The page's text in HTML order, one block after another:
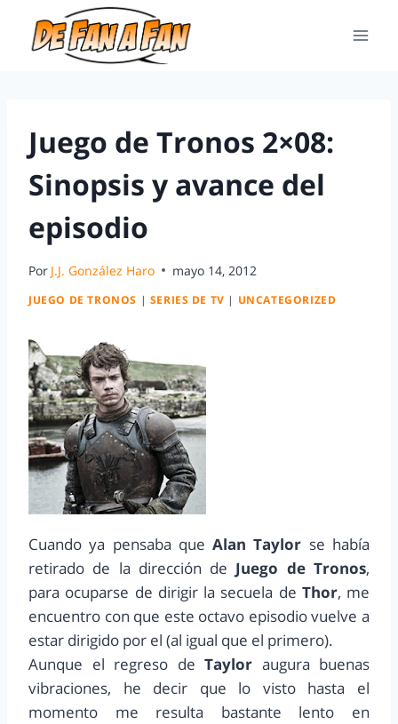
Juego de Tronos 2×08:
Sinopsis y avance del
episodio
Por J.J. González Haro mayo 14, 2012
JUEGO DE TRONOS | SERIES DE TV | UNCATEGORIZED
Cuando ya pensaba queAlan Taylor se había
retirado de la dirección de Juego de Tronos,
para ocuparse de dirigir la secuela de Thor, me
encuentro con que este octavo episodio vuelve a
estar dirigido por el (al igual que el primero).
Aunque el regreso de Taylor augura buenas
vibraciones, he decir que lo visto hasta el
momento me resulta bastante lento en